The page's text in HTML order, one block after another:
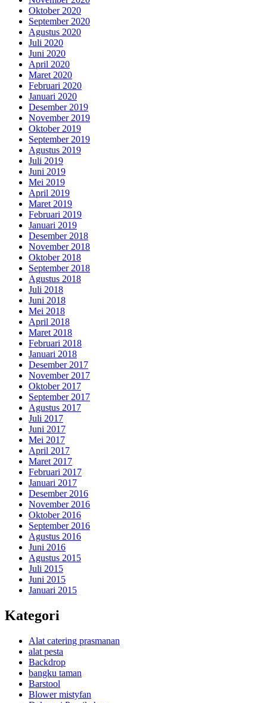
Oktober 2020
September 2020
Agustus 2020
Juli 2020
Juni 2020
April 2020
Maret 2020
Februari 2020
Januari 2020
Desember 2019
November 2019
Oktober 2019
September 2019
Agustus 2019
Juli 2019
Juni 2019
Mei 2019
April 2019
Maret 2019
Februari 2019
Januari 2019
Desember 2018
November 2018
Oktober 2018
September 2018
Agustus 2018
Juli 2018
Juni 2018
Mei 2018
April 2018
Maret 2018
Februari 2018
Januari 2018
Desember 2017
November 2017
Oktober 2017
September 2017
Agustus 2017
Juli 2017
Juni 2017
Mei 2017
April 2017
Maret 2017
Februari 2017
Januari 2017
Desember 2016
November 2016
Oktober 2016
September 2016
Agustus 2016
Juni 2016
Agustus 2015
Juli 2015
Juni 2015
Januari 2015
Kategori
Alat catering prasmanan
alat pesta
Backdrop
bangku taman
Barstool
Blower mistyfan